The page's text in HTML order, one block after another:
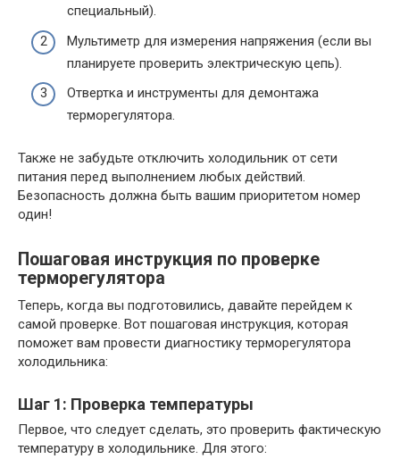
специальный).
Мультиметр для измерения напряжения (если вы
планируете проверить электрическую цепь).
Отвертка и инструменты для демонтажа
терморегулятора.
Также не забудьте отключить холодильник от сети
питания перед выполнением любых действий.
Безопасность должна быть вашим приоритетом номер
один!
Пошаговая инструкция по проверке
терморегулятора
Теперь, когда вы подготовились, давайте перейдем к
самой проверке. Вот пошаговая инструкция, которая
поможет вам провести диагностику терморегулятора
холодильника:
Шаг 1: Проверка температуры
Первое, что следует сделать, это проверить фактическую
температуру в холодильнике. Для этого: